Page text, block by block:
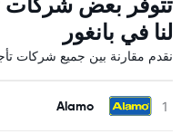
تتوفر بعض شركات
لنا في بانغور
نقدم مقارنة بين جميع شركات
Alamo